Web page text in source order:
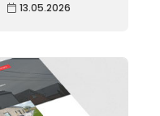
13.05.2026